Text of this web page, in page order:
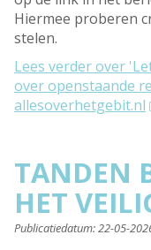
Hiermee proberen
stelen.
Lees verderover
over openstaande
allesoverhetgebit.nl
TANDEN
HET
Publicatiedatum:22-05-